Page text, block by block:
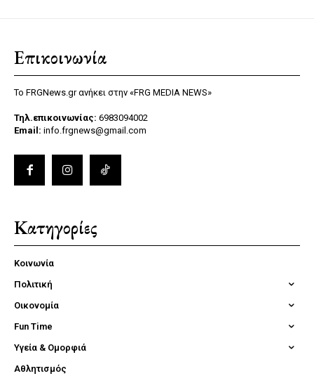
Επικοινωνία
Το FRGNews.gr ανήκει στην «FRG MEDIA NEWS»
Τηλ.επικοινωνίας: 6983094002
Email: info.frgnews@gmail.com
Κατηγορίες
Κοινωνία
Πολιτική
Οικονομία
Fun Time
Υγεία & Ομορφιά
Αθλητισμός